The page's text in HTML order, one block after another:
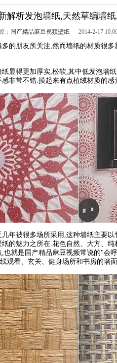
解析发泡墙纸,天然草编墙
： 国产精品麻豆视频壁纸2014-2-17
朋友所关注,然而墙纸的材质很多
得更加厚实,松软,其中低发泡墙
非常不错.摸起来有点植绒材质的感
多场所采用,这种墙纸主要以竹、丝
魅力之所在.花色自然、大方
点,也就是国产精品麻豆视频常说的"
、玄关、健身场所和书房的墙